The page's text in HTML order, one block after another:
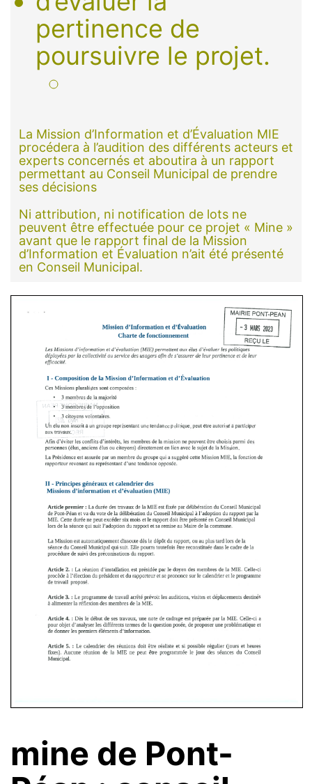
pertinence de
poursuivre le projet.
La Mission d’Information et d’Évaluation MIE
procédera à l’audition des différents acteurs et
experts concernés et aboutira à un rapport
permettant au Conseil Municipal de prendre
ses décisions
Ni attribution, ni notification de lots ne
peuvent être effectuée pour ce projet « Mine »
avant que le rapport final de la Mission
d’Information et Évaluation n’ait été présenté
en Conseil Municipal.
mine de Pont-